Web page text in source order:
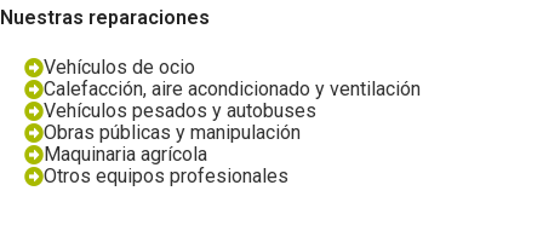
Nuestras reparaciones
Vehículos de ocio
Calefacción, aire acondicionado y ventilación
Vehículos pesados y autobuses
Obras públicas y manipulación
Maquinaria agrícola
Otros equipos profesionales